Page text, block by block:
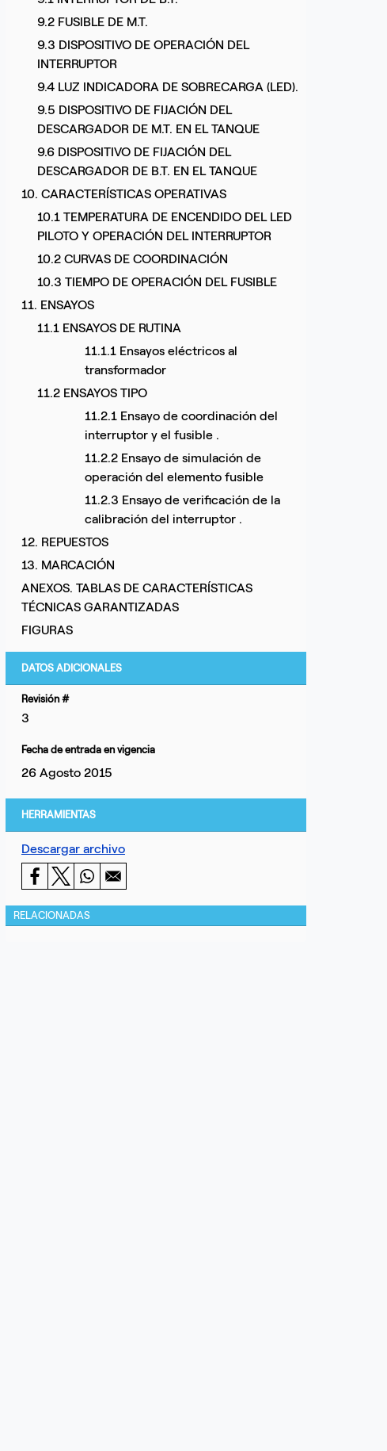
9.2 FUSIBLE DE M.T.
9.3 DISPOSITIVO DE OPERACIÓN DEL
INTERRUPTOR
9.4 LUZ INDICADORA DE SOBRECARGA (LED).
9.5 DISPOSITIVO DE FIJACIÓN DEL
DESCARGADOR DE M.T. EN EL TANQUE
9.6 DISPOSITIVO DE FIJACIÓN DEL
DESCARGADOR DE B.T. EN EL TANQUE
10. CARACTERÍSTICAS OPERATIVAS
10.1 TEMPERATURA DE ENCENDIDO DEL LED
PILOTO Y OPERACIÓN DEL INTERRUPTOR
10.2 CURVAS DE COORDINACIÓN
10.3 TIEMPO DE OPERACIÓN DEL FUSIBLE
11. ENSAYOS
11.1 ENSAYOS DE RUTINA
11.1.1 Ensayos eléctricos al
transformador
11.2 ENSAYOS TIPO
11.2.1 Ensayo de coordinación del
interruptor y el fusible .
11.2.2 Ensayo de simulación de
operación del elemento fusible
11.2.3 Ensayo de verificación de la
calibración del interruptor .
12. REPUESTOS
13. MARCACIÓN
ANEXOS. TABLAS DE CARACTERÍSTICAS
TÉCNICAS GARANTIZADAS
FIGURAS
DATOS ADICIONALES
Revisión #
3
Fecha de entrada en vigencia
26 Agosto 2015
HERRAMIENTAS
Descargar archivo
RELACIONADAS